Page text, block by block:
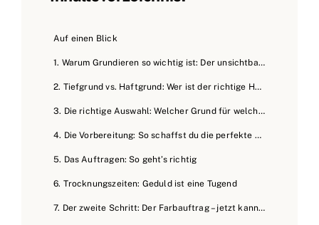
Auf einen Blick
1. Warum Grundieren so wichtig ist: Der unsichtbare Held deiner Malerarbeiten
2. Tiefgrund vs. Haftgrund: Wer ist der richtige Held für dich?
3. Die richtige Auswahl: Welcher Grund für welchen Untergrund?
4. Die Vorbereitung: So schaffst du die perfekte Basis
5. Das Auftragen: So geht’s richtig
6. Trocknungszeiten: Geduld ist eine Tugend
7. Der zweite Schritt: Der Farbauftrag – jetzt kann’s losgehen!